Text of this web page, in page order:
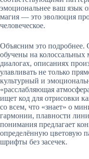
эмоциональнее ваш язык
магия — это эволюция
человеческое.
Объясним это подробнее.
обучены на колоссальных
диалогах, описаниях
улавливать не только
культурный и
«расслабляющая
ищет код для отрисовки
со всем, что «знает» о
гармонии, плавности
понимания предлагает
определённую цветовую
шрифты без засечек.